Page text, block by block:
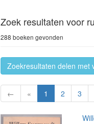
Zoek resultaten voor
288 boeken gevonden
Zoekresultaten delen met
← « 1 2 3